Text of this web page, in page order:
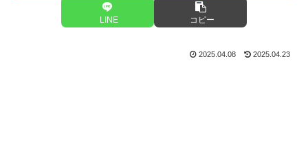
LINE コピー
2025.04.08 2025.04.23